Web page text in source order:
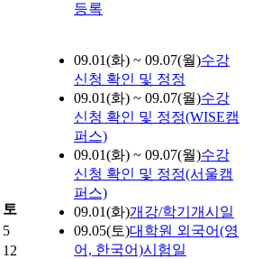
등록
토
5
12
09.01(화) ~ 09.07(월)수강
신청 확인 및 정정
09.01(화) ~ 09.07(월)수강
신청 확인 및 정정(WISE캠
퍼스)
09.01(화) ~ 09.07(월)수강
신청 확인 및 정정(서울캠
퍼스)
09.01(화)개강/학기개시일
09.05(토)대학원 외국어(영
어, 한국어)시험일